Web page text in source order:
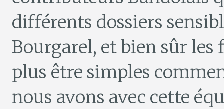
différents dossiers
Bourgarel, et bien sûr les
plus être simples
nous avons avec cette